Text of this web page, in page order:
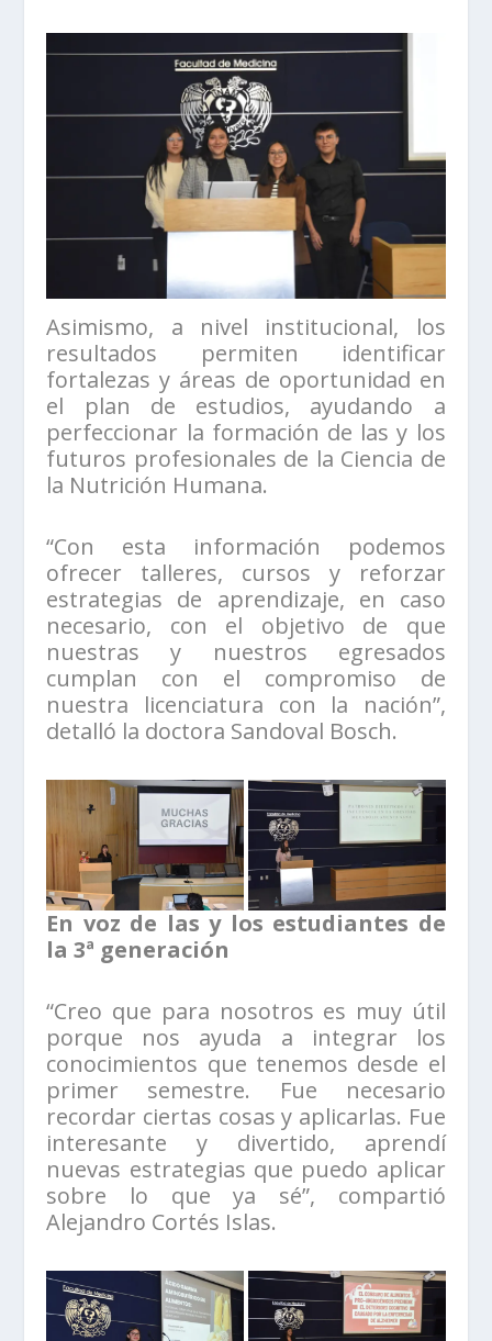
Asimismo, a nivel institucional, los
resultados permiten identificar
fortalezas y áreas de oportunidad en
el plan de estudios, ayudando a
perfeccionar la formación de las y los
futuros profesionales de la Ciencia de
la Nutrición Humana.
“Con esta información podemos
ofrecer talleres, cursos y reforzar
estrategias de aprendizaje, en caso
necesario, con el objetivo de que
nuestras y nuestros egresados
cumplan con el compromiso de
nuestra licenciatura con la nación”,
detalló la doctora Sandoval Bosch.
En voz de las y los estudiantes de
la 3ª generación
“Creo que para nosotros es muy útil
porque nos ayuda a integrar los
conocimientos que tenemos desde el
primer semestre. Fue necesario
recordar ciertas cosas y aplicarlas. Fue
interesante y divertido, aprendí
nuevas estrategias que puedo aplicar
sobre lo que ya sé”, compartió
Alejandro Cortés Islas.